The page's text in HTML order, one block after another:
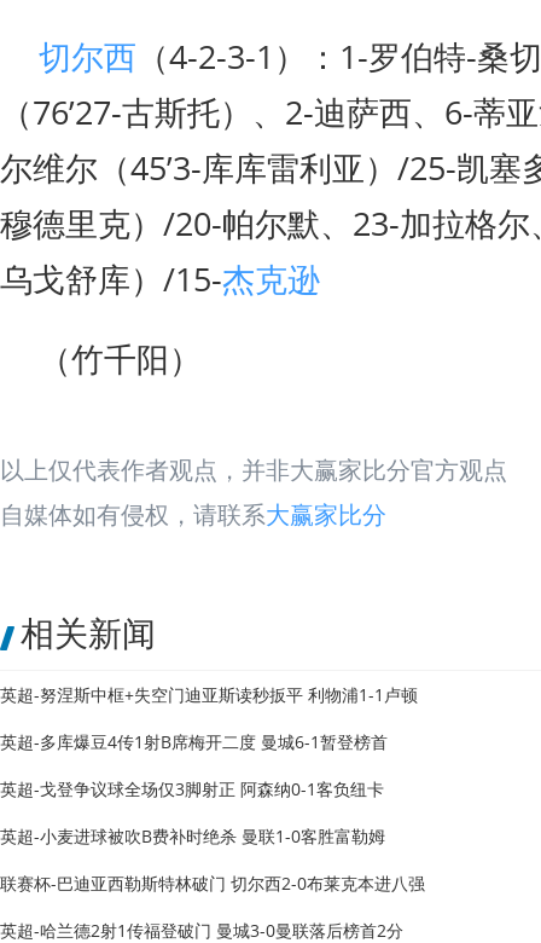
切尔西 （4-2-3-1）：1-罗伯特-桑
（76’27-古斯托）、2-迪萨西、6-蒂
尔维尔（45’3-库库雷利亚）/25-凯塞
穆德里克）/20-帕尔默、23-加拉格尔
乌戈舒库）/15-杰克逊
（竹千阳）
以上仅代表作者观点，并非大赢家比分官方观点
自媒体如有侵权，请联系大赢家比分
相关新闻
英超-努涅斯中框+失空门迪亚斯读秒扳平 利物浦1-1卢顿
英超-多库爆豆4传1射B席梅开二度 曼城6-1暂登榜首
英超-戈登争议球全场仅3脚射正 阿森纳0-1客负纽卡
英超-小麦进球被吹B费补时绝杀 曼联1-0客胜富勒姆
联赛杯-巴迪亚西勒斯特林破门 切尔西2-0布莱克本进八强
英超-哈兰德2射1传福登破门 曼城3-0曼联落后榜首2分